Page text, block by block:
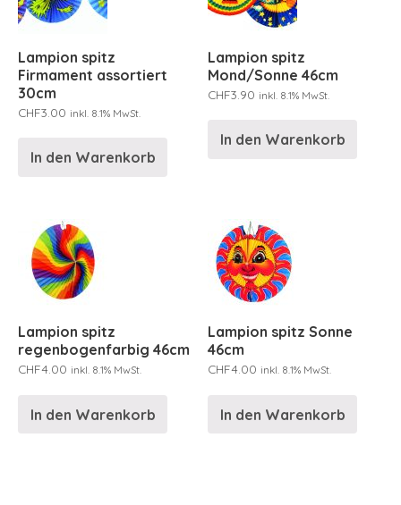
Lampion spitz
Firmament assortiert
30cm
CHF3.00 inkl. 8.1% MwSt.
In den Warenkorb
Lampion spitz
Mond/Sonne 46cm
CHF3.90 inkl. 8.1% MwSt.
In den Warenkorb
Lampion spitz
regenbogenfarbig 46cm
CHF4.00 inkl. 8.1% MwSt.
In den Warenkorb
Lampion spitz Sonne
46cm
CHF4.00 inkl. 8.1% MwSt.
In den Warenkorb